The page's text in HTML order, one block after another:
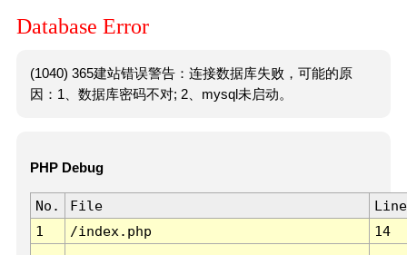
Database Error
(1040) 365建站错误警告：连接数据库失败，可能的原
因：1、数据库密码不对; 2、mysql未启动。
PHP Debug
No. File
Line
1
/index.php 14